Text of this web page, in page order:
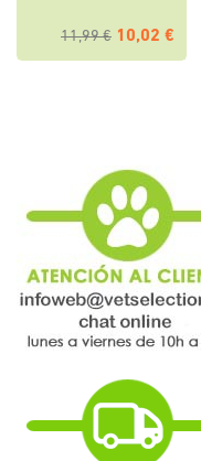
11,99 € 10,02 €